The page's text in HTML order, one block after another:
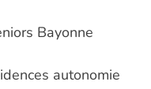
Bayonne
autonomie